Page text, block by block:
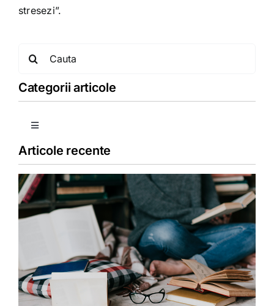
stresezi”.
Categorii articole
Toggle
Copii
Detoxifiere
Fără categorie
Articole recente